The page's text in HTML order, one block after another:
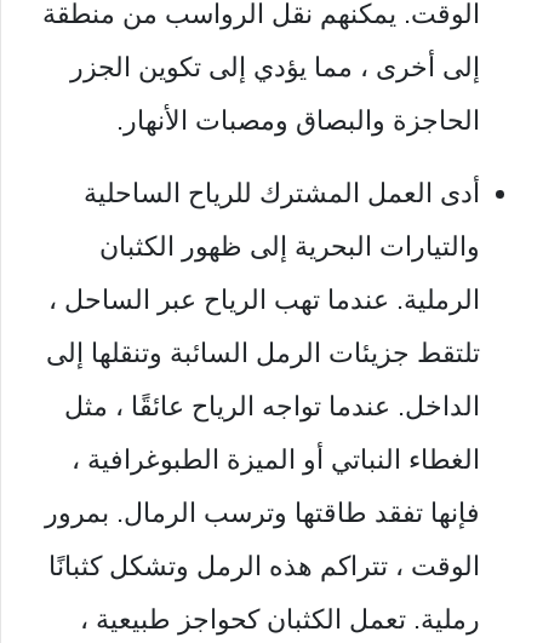
الوقت. يمكنهم نقل الرواسب من منطقة
إلى أخرى ، مما يؤدي إلى تكوين الجزر
الحاجزة والبصاق ومصبات الأنهار.
أدى العمل المشترك للرياح الساحلية
والتيارات البحرية إلى ظهور الكثبان
الرملية. عندما تهب الرياح عبر الساحل ،
تلتقط جزيئات الرمل السائبة وتنقلها إلى
الداخل. عندما تواجه الرياح عائقًا ، مثل
الغطاء النباتي أو الميزة الطبوغرافية ،
فإنها تفقد طاقتها وترسب الرمال. بمرور
الوقت ، تتراكم هذه الرمل وتشكل كثبانًا
رملية. تعمل الكثبان كحواجز طبيعية ،